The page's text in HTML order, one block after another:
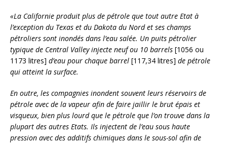
«La Californie produit plus de pétrole que tout autre Etat à
l’exception du Texas et du Dakota du Nord et ses champs
pétroliers sont inondés dans l’eau salée. Un puits pétrolier
typique de Central Valley injecte neuf ou 10 barrels [1056 ou
1173 litres] d’eau pour chaque barrel [117,34 litres] de pétrole
qui atteint la surface.
En outre, les compagnies inondent souvent leurs réservoirs de
pétrole avec de la vapeur afin de faire jaillir le brut épais et
visqueux, bien plus lourd que le pétrole que l’on trouve dans la
plupart des autres Etats. Ils injectent de l’eau sous haute
pression avec des additifs chimiques dans le sous-sol afin de